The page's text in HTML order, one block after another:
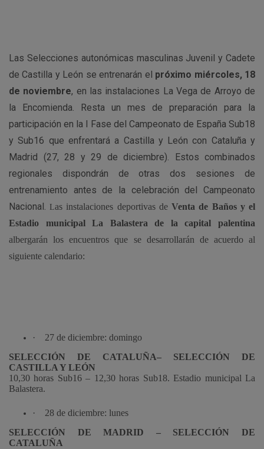
Las Selecciones autonómicas masculinas Juvenil y Cadete
de Castilla y León se entrenarán el próximo miércoles, 18
de noviembre, en las instalaciones La Vega de Arroyo de
la Encomienda. Resta un mes de preparación para la
participación en la I Fase del Campeonato de España Sub18
y Sub16 que enfrentará a Castilla y León con Cataluña y
Madrid (27, 28 y 29 de diciembre). Estos combinados
regionales dispondrán de otras dos sesiones de
entrenamiento antes de la celebración del Campeonato
Nacional. Las instalaciones deportivas deVenta de Baños y el
Estadio municipal La Balastera de la capital palentina
albergarán los encuentros que se desarrollarán de acuerdo al
siguiente calendario:
·
27 de diciembre: domingo
SELECCIÓN DE CATALUÑA– SELECCIÓN DE
CASTILLA Y LEÓN
10,30 horas Sub16 – 12,30 horas Sub18. Estadio municipal La
Balastera.
·
28 de diciembre: lunes
SELECCIÓN DE MADRID – SELECCIÓN DE
CATALUÑA